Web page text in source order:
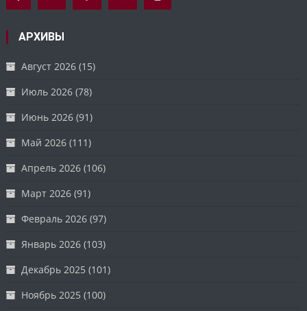
АРХИВЫ
Август 2026 (15)
Июль 2026 (78)
Июнь 2026 (91)
Май 2026 (111)
Апрель 2026 (106)
Март 2026 (91)
Февраль 2026 (97)
Январь 2026 (103)
Декабрь 2025 (101)
Ноябрь 2025 (100)